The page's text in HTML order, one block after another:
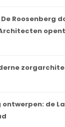
Roosenberg
de